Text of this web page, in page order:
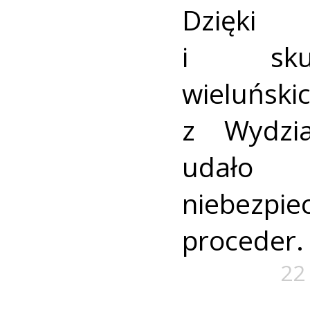
Dzięki
i
z
udało
proceder.